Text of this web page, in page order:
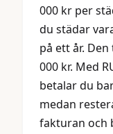
000 kr per
du städar
på ett år.
000 kr. Med
betalar du
medan
fakturan och